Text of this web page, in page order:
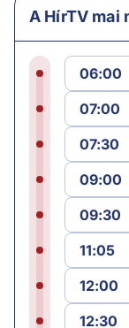
A HírTV mai
06:00
07:00
07:30
09:00
09:30
11:05
12:00
12:30